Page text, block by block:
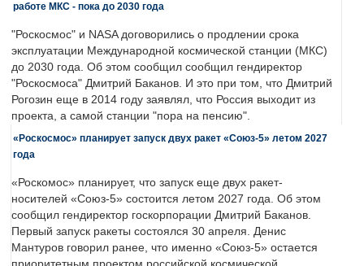
работе МКС - пока до 2030 года
"Роскосмос" и NASA договорились о продлении срока
эксплуатации Международной космической станции (МКС)
до 2030 года. Об этом сообщил сообщил гендиректор
"Роскосмоса" Дмитрий Баканов. И это при том, что Дмитрий
Рогозин еще в 2014 году заявлял, что Россия выходит из
проекта, а самой станции "пора на пенсию".
«Роскосмос» планирует запуск двух ракет «Союз-5» летом 2027
года
«Роскомос» планирует, что запуск еще двух ракет-
носителей «Союз-5» состоится летом 2027 года. Об этом
сообщил гендиректор госкорпорации Дмитрий Баканов.
Первый запуск ракеты состоялся 30 апреля. Денис
Мантуров говорил ранее, что именно «Союз-5» остается